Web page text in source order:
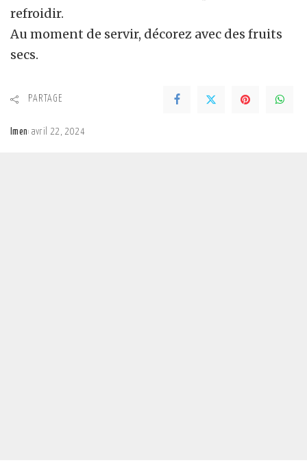
refroidir.
Au moment de servir, décorez avec des fruits
secs.
PARTAGE
Imen avril 22, 2024